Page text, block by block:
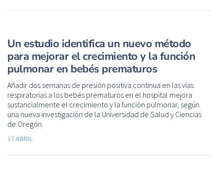
Un estudio identifica un nuevo método
para mejorar el crecimiento y la función
pulmonar en bebés prematuros
Añadir dos semanas de presión positiva continua en las vías
respiratorias a los bebés prematuros en el hospital mejora
sustancialmente el crecimiento y la función pulmonar, según
una nueva investigación de la Universidad de Salud y Ciencias
de Oregón.
17 ABRIL